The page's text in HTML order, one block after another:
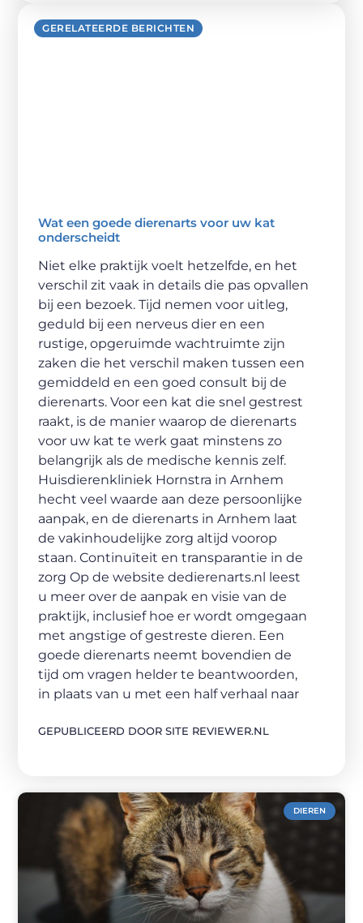
GERELATEERDE BERICHTEN
Wat een goede dierenarts voor uw kat
onderscheidt
Niet elke praktijk voelt hetzelfde, en het
verschil zit vaak in details die pas opvallen
bij een bezoek. Tijd nemen voor uitleg,
geduld bij een nerveus dier en een
rustige, opgeruimde wachtruimte zijn
zaken die het verschil maken tussen een
gemiddeld en een goed consult bij de
dierenarts. Voor een kat die snel gestrest
raakt, is de manier waarop de dierenarts
voor uw kat te werk gaat minstens zo
belangrijk als de medische kennis zelf.
Huisdierenkliniek Hornstra in Arnhem
hecht veel waarde aan deze persoonlijke
aanpak, en de dierenarts in Arnhem laat
de vakinhoudelijke zorg altijd voorop
staan. Continuïteit en transparantie in de
zorg Op de website dedierenarts.nl leest
u meer over de aanpak en visie van de
praktijk, inclusief hoe er wordt omgegaan
met angstige of gestreste dieren. Een
goede dierenarts neemt bovendien de
tijd om vragen helder te beantwoorden,
in plaats van u met een half verhaal naar
GEPUBLICEERD DOOR SITE REVIEWER.NL
DIEREN